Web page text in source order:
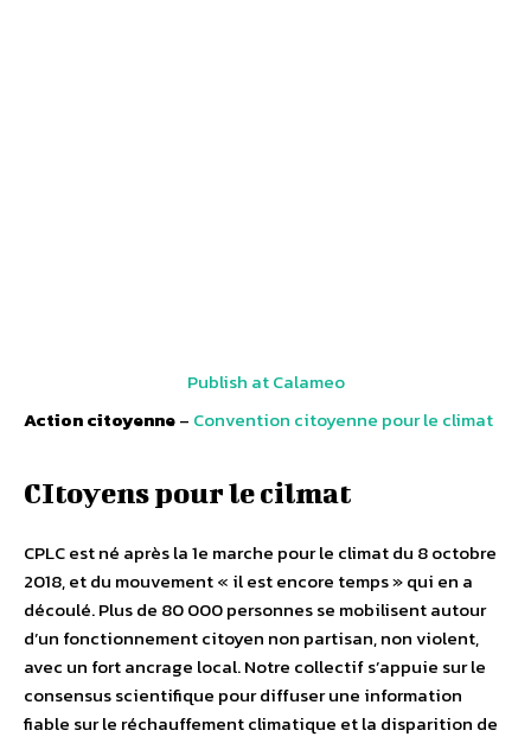
Publish at Calameo
Action citoyenne– Convention citoyenne pour le climat
CItoyens pour le cilmat
CPLC est né après la 1e marche pour le climat du 8 octobre
2018, et du mouvement « il est encore temps » qui en a
découlé. Plus de 80 000 personnes se mobilisent autour
d’un fonctionnement citoyen non partisan, non violent,
avec un fort ancrage local. Notre collectif s’appuie sur le
consensus scientifique pour diffuser une information
fiable sur le réchauffement climatique et la disparition de